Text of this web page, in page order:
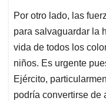
Por otro lado, las
para salvaguardar la
vida de todos los
niños. Es urgente
Ejército,
podría convertirse de